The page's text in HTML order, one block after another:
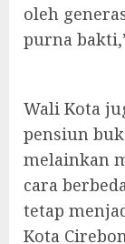
oleh
purna
Wali Kota
pensiun
melainkan
cara
tetap
Kota